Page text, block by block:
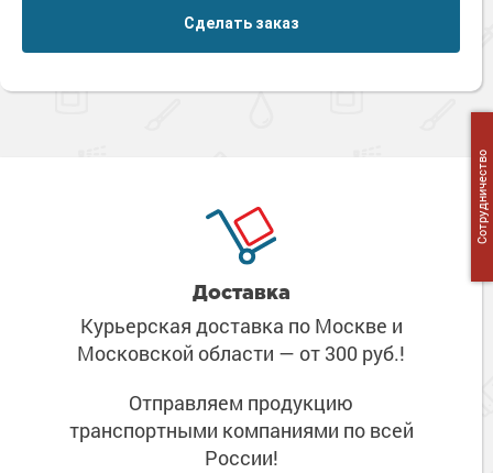
Сделать заказ
Доставка
Курьерская доставка по Москве и
Московской области — от 300 руб.!
Отправляем продукцию
транспортными компаниями по всей
России!
Сотрудничество